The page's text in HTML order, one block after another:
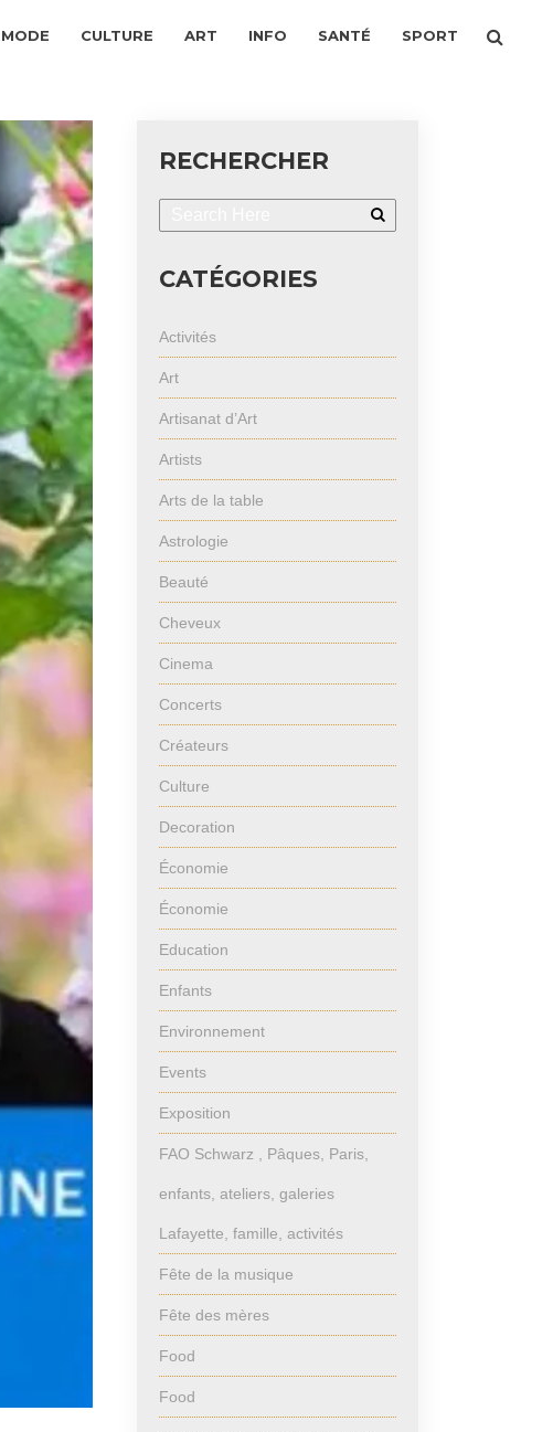
MODE CULTURE ART INFO SANTÉ SPORT
RECHERCHER
CATÉGORIES
Activités
Art
Artisanat d’Art
Artists
Arts de la table
Astrologie
Beauté
Cheveux
Cinema
Concerts
Créateurs
Culture
Decoration
Économie
Économie
Education
Enfants
Environnement
Events
Exposition
FAO Schwarz , Pâques, Paris,
enfants, ateliers, galeries
Lafayette, famille, activités
Fête de la musique
Fête des mères
Food
Food